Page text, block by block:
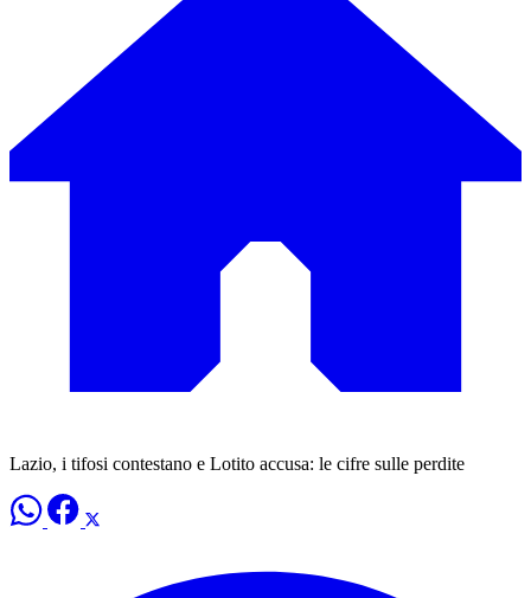
Lazio, i tifosi contestano e Lotito accusa: le cifre sulle perdite